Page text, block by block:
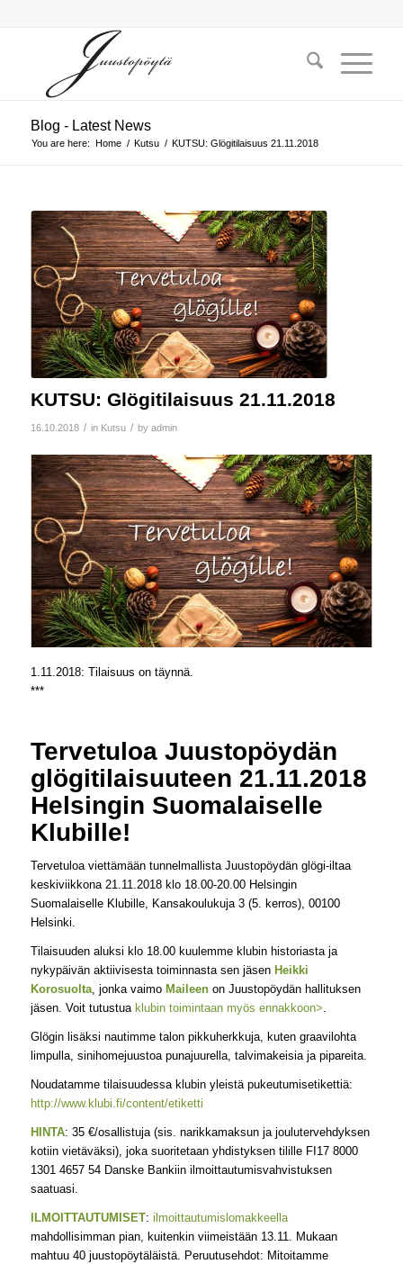
Blog - Latest News
You are here: Home / Kutsu / KUTSU: Glögitilaisuus 21.11.2018
KUTSU: Glögitilaisuus 21.11.2018
16.10.2018 / in Kutsu / by admin
1.11.2018: Tilaisuus on täynnä.
***
Tervetuloa Juustopöydän
glögitilaisuuteen 21.11.2018
Helsingin Suomalaiselle
Klubille!
Tervetuloa viettämään tunnelmallista Juustopöydän glögi-iltaa
keskiviikkona 21.11.2018 klo 18.00-20.00 Helsingin
Suomalaiselle Klubille, Kansakoulukuja 3 (5. kerros), 00100
Helsinki.
Tilaisuuden aluksi klo 18.00 kuulemme klubin historiasta ja
nykypäivän aktiivisesta toiminnasta sen jäsen Heikki
Korosuolta, jonka vaimo Maileenon Juustopöydän hallituksen
jäsen. Voit tutustua klubin toimintaan myös ennakkoon>.
Glögin lisäksi nautimme talon pikkuherkkuja, kuten graavilohta
limpulla, sinihomejuustoa punajuurella, talvimakeisia ja pipareita.
Noudatamme tilaisuudessa klubin yleistä pukeutumisetikettiä:
http://www.klubi.fi/content/etiketti
HINTA: 35 €/osallistuja (sis. narikkamaksun ja joulutervehdyksen
kotiin vietäväksi), joka suoritetaan yhdistyksen tilille FI17 8000
1301 4657 54 Danske Bankiin ilmoittautumisvahvistuksen
saatuasi.
ILMOITTAUTUMISET: ilmoittautumislomakkeella
mahdollisimman pian, kuitenkin viimeistään 13.11. Mukaan
mahtuu 40 juustopöytäläistä. Peruutusehdot: Mitoitamme